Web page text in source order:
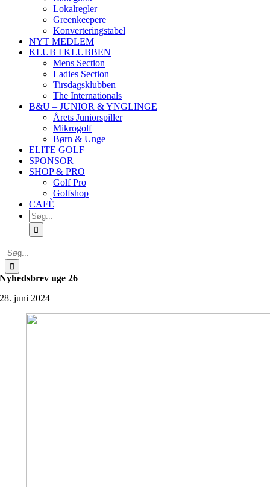
Lokalregler
Greenkeepere
Konverteringstabel
NYT MEDLEM
KLUB I KLUBBEN
Mens Section
Ladies Section
Tirsdagsklubben
The Internationals
B&U – JUNIOR & YNGLINGE
Årets Juniorspiller
Mikrogolf
Børn & Unge
ELITE GOLF
SPONSOR
SHOP & PRO
Golf Pro
Golfshop
CAFÈ
Søg
efter:
Søg
efter:
Nyhedsbrev uge 26
28. juni 2024